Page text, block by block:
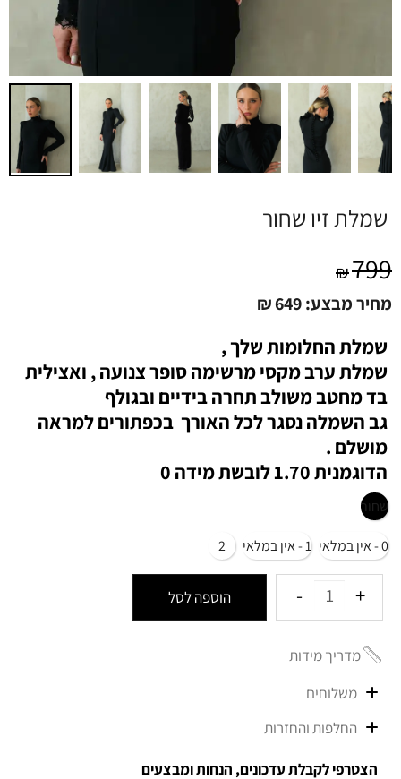
שמלת זיו שחור
₪799
מחיר מבצע: ₪649
שמלת החלומות שלך ,
שמלת ערב מקסי מרשימה סופר צנועה , ואצילית
בד מחטב משולב תחרה בידיים ובגולף
גב השמלה נסגר לכל האורך בכפתורים למראה
מושלם .
הדוגמנית 1.70 לובשת מידה 0
שחור
0 - אין במלאי 1 - אין במלאי 2
הוספה לסל
מדריך מידות
משלוחים
החלפות והחזרות
הצטרפי לקבלת עדכונים, הנחות ומבצעים